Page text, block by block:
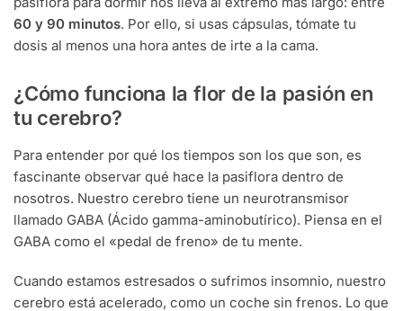
60 y 90 minutos. Por ello, si usas cápsulas, tómate tu
dosis al menos una hora antes de irte a la cama.
¿Cómo funciona la flor de la pasión en
tu cerebro?
Para entender por qué los tiempos son los que son, es
fascinante observar qué hace la pasiflora dentro de
nosotros. Nuestro cerebro tiene un neurotransmisor
llamado GABA (Ácido gamma-aminobutírico). Piensa en el
GABA como el «pedal de freno» de tu mente.
Cuando estamos estresados o sufrimos insomnio, nuestro
cerebro está acelerado, como un coche sin frenos. Lo que